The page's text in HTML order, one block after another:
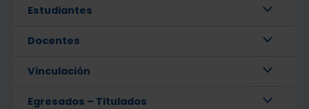
Estudiantes
Docentes
Vinculación
Egresados – Titulados